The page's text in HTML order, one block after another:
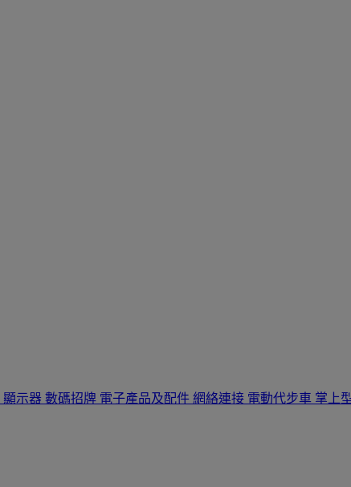
顯示器 數碼招牌 電子產品及配件 網絡連接 電動代步車 掌上